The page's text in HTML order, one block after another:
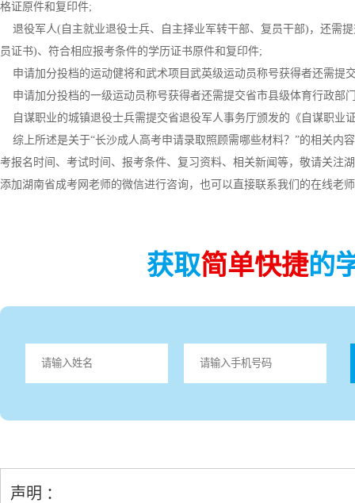
格证原件和复印件;
退役军人(自主就业退役士兵、自主择业军转干部、复员干部)，还需
员证书)、符合相应报考条件的学历证书原件和复印件;
申请加分投档的运动健将和武术项目武英级运动员称号获得者还需提
申请加分投档的一级运动员称号获得者还需提交省市县级体育行政部
自谋职业的城镇退役士兵需提交省退役军人事务厅颁发的《自谋职业
综上所述是关于“长沙成人高考申请录取照顾需哪些材料？”的相关内
考报名时间、考试时间、报考条件、复习资料、相关新闻等，敬请关注
添加湖南省成考网老师的微信进行咨询，也可以直接联系我们的在线老
获取简单快捷的
声明 ：